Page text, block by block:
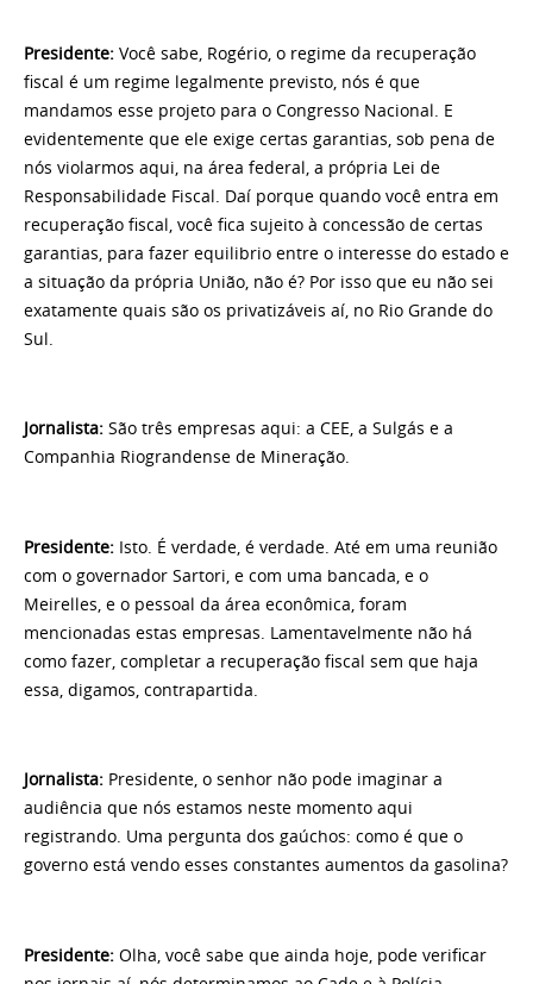
Presidente: Você sabe, Rogério, o regime da recuperação
fiscal é um regime legalmente previsto, nós é que
mandamos esse projeto para o Congresso Nacional. E
evidentemente que ele exige certas garantias, sob pena de
nós violarmos aqui, na área federal, a própria Lei de
Responsabilidade Fiscal. Daí porque quando você entra em
recuperação fiscal, você fica sujeito à concessão de certas
garantias, para fazer equilibrio entre o interesse do estado e
a situação da própria União, não é? Por isso que eu não sei
exatamente quais são os privatizáveis aí, no Rio Grande do
Sul.
Jornalista: São três empresas aqui: a CEE, a Sulgás e a
Companhia Riograndense de Mineração.
Presidente: Isto. É verdade, é verdade. Até em uma reunião
com o governador Sartori, e com uma bancada, e o
Meirelles, e o pessoal da área econômica, foram
mencionadas estas empresas. Lamentavelmente não há
como fazer, completar a recuperação fiscal sem que haja
essa, digamos, contrapartida.
Jornalista: Presidente, o senhor não pode imaginar a
audiência que nós estamos neste momento aqui
registrando. Uma pergunta dos gaúchos: como é que o
governo está vendo esses constantes aumentos da gasolina?
Presidente: Olha, você sabe que ainda hoje, pode verificar